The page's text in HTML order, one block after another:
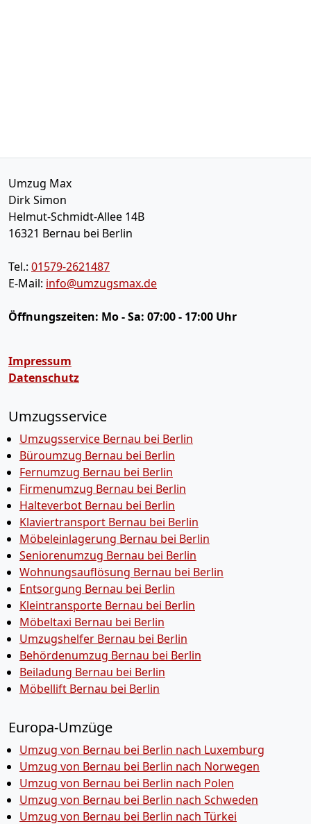
Umzug Max
Dirk Simon
Helmut-Schmidt-Allee 14B
16321 Bernau bei Berlin
Tel.: 01579-2621487
E-Mail: info@umzugsmax.de
Öffnungszeiten: Mo - Sa: 07:00 - 17:00 Uhr
Impressum
Datenschutz
Umzugsservice
Umzugsservice Bernau bei Berlin
Büroumzug Bernau bei Berlin
Fernumzug Bernau bei Berlin
Firmenumzug Bernau bei Berlin
Halteverbot Bernau bei Berlin
Klaviertransport Bernau bei Berlin
Möbeleinlagerung Bernau bei Berlin
Seniorenumzug Bernau bei Berlin
Wohnungsauflösung Bernau bei Berlin
Entsorgung Bernau bei Berlin
Kleintransporte Bernau bei Berlin
Möbeltaxi Bernau bei Berlin
Umzugshelfer Bernau bei Berlin
Behördenumzug Bernau bei Berlin
Beiladung Bernau bei Berlin
Möbellift Bernau bei Berlin
Europa-Umzüge
Umzug von Bernau bei Berlin nach Luxemburg
Umzug von Bernau bei Berlin nach Norwegen
Umzug von Bernau bei Berlin nach Polen
Umzug von Bernau bei Berlin nach Schweden
Umzug von Bernau bei Berlin nach Türkei